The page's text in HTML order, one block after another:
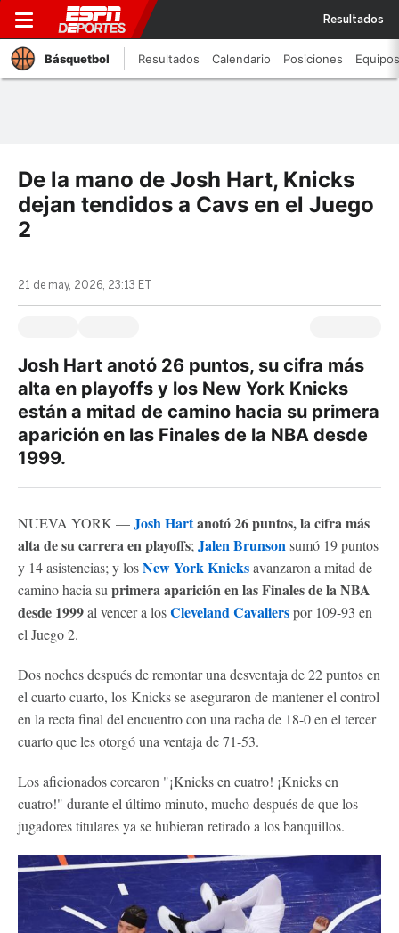
Resultados
Básquetbol Resultados Calendario Posiciones Equipos
De la mano de Josh Hart, Knicks
dejan tendidos a Cavs en el Juego
2
21 de may, 2026, 23:13 ET
Josh Hart anotó 26 puntos, su cifra más
alta en playoffs y los New York Knicks
están a mitad de camino hacia su primera
aparición en las Finales de la NBA desde
1999.
NUEVA YORK —Josh Hartanotó 26 puntos, la cifra más
alta de su carrera en playoffs; Jalen Brunsonsumó 19 puntos
y 14 asistencias; y losNew York Knicksavanzaron a mitad de
camino hacia su primera aparición en las Finales de la NBA
desde 1999al vencer a losCleveland Cavalierspor 109-93 en
el Juego 2.
Dos noches después de remontar una desventaja de 22 puntos en
el cuarto cuarto, los Knicks se aseguraron de mantener el control
en la recta final del encuentro con una racha de 18-0 en el tercer
cuarto que les otorgó una ventaja de 71-53.
Los aficionados corearon "¡Knicks en cuatro! ¡Knicks en
cuatro!" durante el último minuto, mucho después de que los
jugadores titulares ya se hubieran retirado a los banquillos.